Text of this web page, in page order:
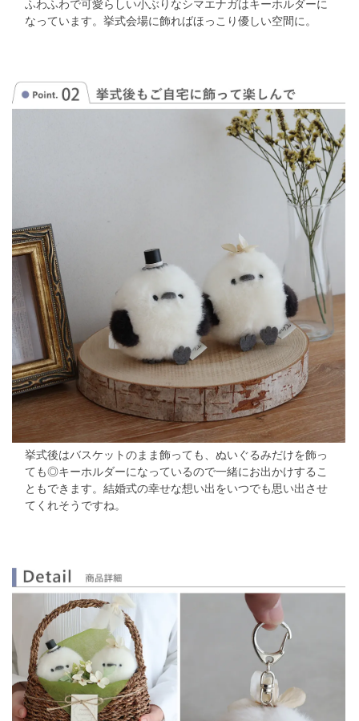
ふわふわで可愛らしい小ぶりなシマエナガはキーホルダーに
なっています。 挙式会場に飾ればほっこり優しい空間に。
挙式後はバスケットのまま飾っても、ぬいぐるみだけを飾っ
ても◎キーホルダーになっているので一緒にお出かけするこ
ともできます。 結婚式の幸せな想い出をいつでも思い出させ
てくれそうですね。